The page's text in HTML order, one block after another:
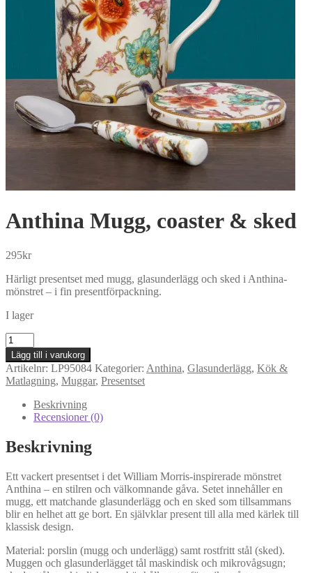
Anthina Mugg, coaster & sked
295kr
Härligt presentset med mugg, glasunderlägg och sked i Anthina-
mönstret – i fin presentförpackning.
I lager
Anthina
Mugg,
coaster
&
sked
mängd
Lägg till i varukorg
Artikelnr: LP95084 Kategorier: Anthina, Glasunderlägg, Kök &
Matlagning, Muggar, Presentset
Beskrivning
Recensioner (0)
Beskrivning
Ett vackert presentset i det William Morris-inspirerade mönstret
Anthina – en stilren och välkomnande gåva. Setet innehåller en
mugg, ett matchande glasunderlägg och en sked som tillsammans
blir en helhet att ge bort. En självklar present till alla med kärlek till
klassisk design.
Material: porslin (mugg och underlägg) samt rostfritt stål (sked).
Muggen och glasunderlägget tål maskindisk och mikrovågsugn;